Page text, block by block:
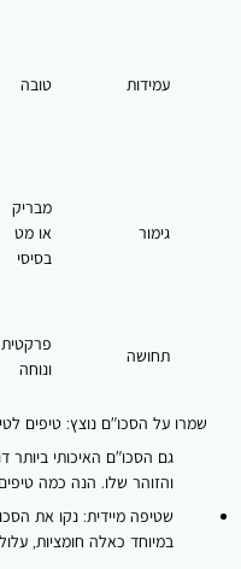
עמידות טובה
גימור
מבריק
או מט
בסיסי
תחושה
פרקטית
ונוחה
שמרו על הסכו"ם נוצץ: טיפים
גם הסכו"ם האיכותי ביותר
והזוהר שלו. הנה כמה
שטיפה מיידית: נקו את
במיוחד כאלה חומציות,